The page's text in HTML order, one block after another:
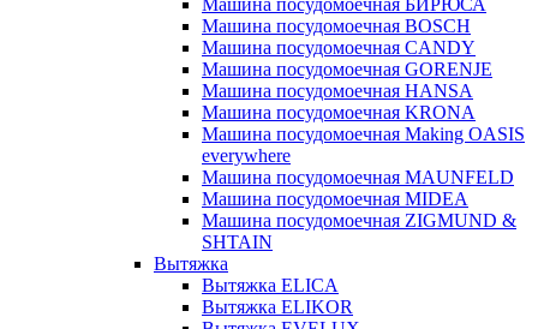
Машина посудомоечная БИРЮСА
Машина посудомоечная BOSCH
Машина посудомоечная CANDY
Машина посудомоечная GORENJE
Машина посудомоечная HANSA
Машина посудомоечная KRONA
Машина посудомоечная Making OASIS
everywhere
Машина посудомоечная MAUNFELD
Машина посудомоечная MIDEA
Машина посудомоечная ZIGMUND &
SHTAIN
Вытяжка
Вытяжка ELICA
Вытяжка ELIKOR